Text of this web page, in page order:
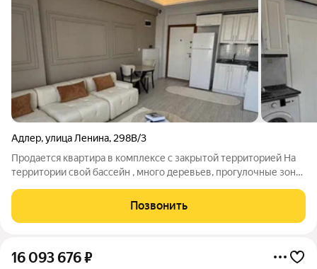
Адлер,улица Ленина, 298В/3
Продается квартира в комплексе с закрытой территорией На
территории свой бассейн , много деревьев, прогулочные зоны
для комфортного проживания так и для сдачи в аренду
Позвонить
16 093 676₽